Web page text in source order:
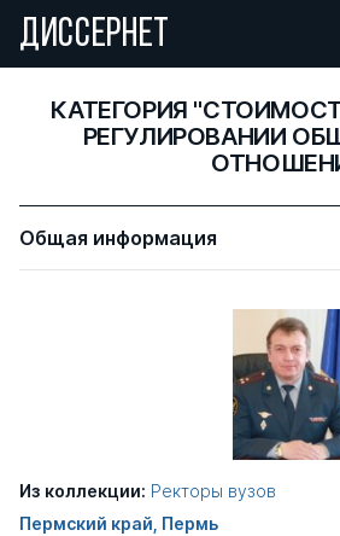
ДИССЕРНЕТ
КАТЕГОРИЯ
РЕГУЛИРОВАНИИ
Общая информация
Из коллекции: Ректоры вузов
Пермский край, Пермь